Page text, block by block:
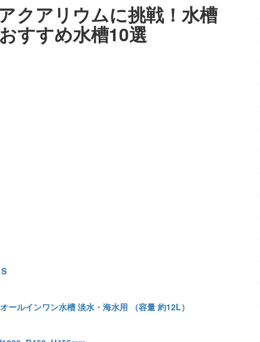
クアリウムに挑戦！水槽
すすめ水槽10選
S
ルインワン水槽 淡水・海水用 （容量 約12L）